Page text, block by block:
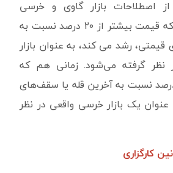
اصطلاحات بازار گاوی و خرسی
استفاده کرد. زمانی که قیمت بیشتر از ۲۰ درصد نسبت به
رشد می کند، به عنوان بازار
نظر گرفته می‌شود. زمانی هم که
بیشتر از ۲۰ درصد نسبت به آخرین قله یا سقف‌های
یک بازار خرسی واقعی در نظر
کارگزاری